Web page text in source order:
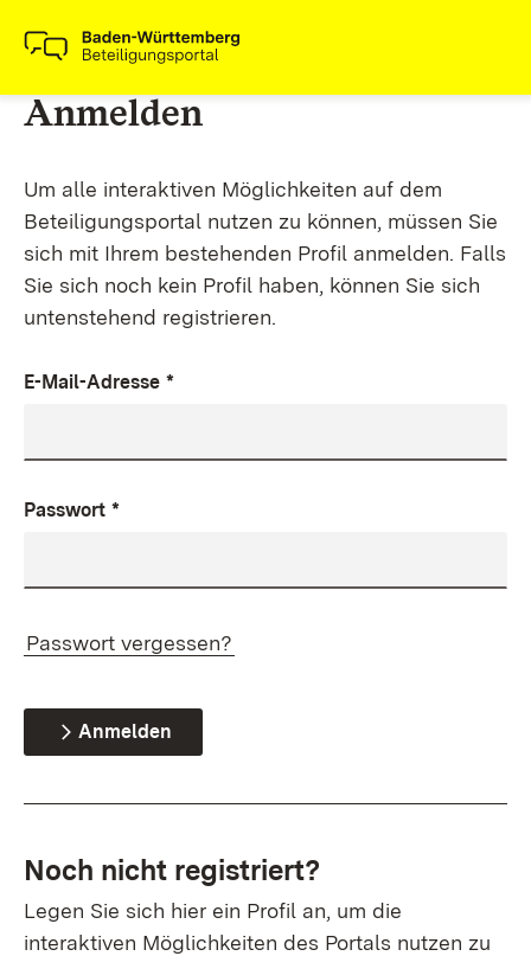
Anmelden
Um alle interaktiven Möglichkeiten auf dem
Beteiligungsportal nutzen zu können, müssen Sie
sich mit Ihrem bestehenden Profil anmelden. Falls
Sie sich noch kein Profil haben, können Sie sich
untenstehend registrieren.
E-Mail-Adresse *
Passwort *
Passwort vergessen?
Anmelden
Noch nicht registriert?
Legen Sie sich hier ein Profil an, um die
interaktiven Möglichkeiten des Portals nutzen zu